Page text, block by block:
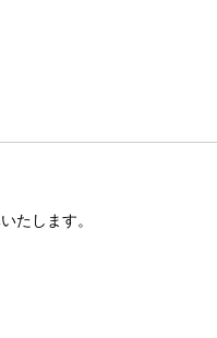
たします。